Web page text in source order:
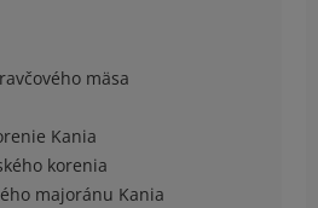
mäsa
Kania
korenia
majoránu Kania